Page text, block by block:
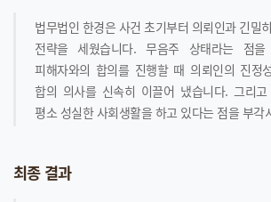
법무법인 한경은 사건 초기부터 의뢰인과 긴밀
전략을 세웠습니다. 무음주 상태라는 점을
피해자와의 합의를 진행할 때 의뢰인의 진정
합의 의사를 신속히 이끌어 냈습니다. 그리
평소 성실한 사회생활을 하고 있다는 점을 부각
최종 결과